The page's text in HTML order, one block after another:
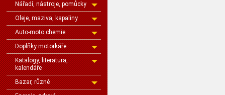
Nářadí, nástroje, pomůcky
Oleje, maziva, kapaliny
Auto-moto chemie
Doplňky motorkáře
Katalogy, literatura,
kalendáře
Bazar, různé